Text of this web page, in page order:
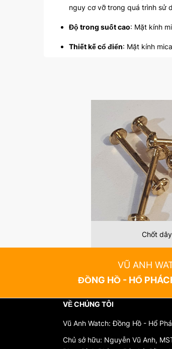
nguy cơ vỡ trong quá trình sử
Độ trong suốt cao: Mặt kính
Thiết kế cổ điển: Mặt kính
Khả năng chống xước: Mặc
luôn giữ được vẻ đẹp.
Giá cả phải chăng: Mặt kính
Mặt kính mica đồng hồ Nga Liên
mắt, mặt kính mica không chỉ bảo
để luôn tỏa sáng trong mọi khoảnh
Chốt
VŨ ANH
ĐỒNG HỒ - HỔ
VỀ CHÚNG TÔI
Vũ Anh Watch: Đồng Hồ - Hổ
Chủ sở hữu: Nguyễn Vũ Anh,